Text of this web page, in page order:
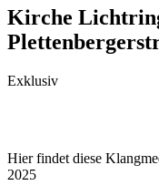
Kirche
Exklusiv
Hier findet diese
2025